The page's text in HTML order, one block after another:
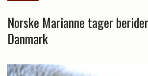
Norske Marianne tager
Danmark